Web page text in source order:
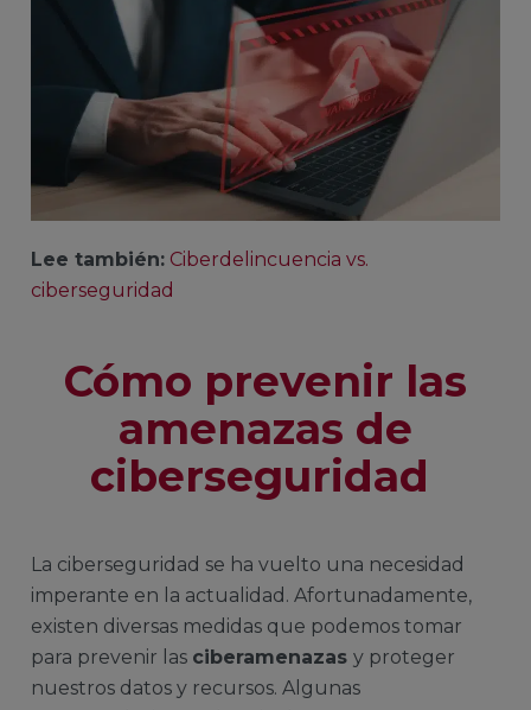
Lee también: Ciberdelincuencia vs.
ciberseguridad
Cómo prevenir las
amenazas de
ciberseguridad
La ciberseguridad se ha vuelto una necesidad
imperante en la actualidad. Afortunadamente,
existen diversas medidas que podemos tomar
para prevenir las ciberamenazas y proteger
nuestros datos y recursos. Algunas